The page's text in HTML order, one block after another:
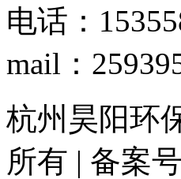
电话：
mail：
杭州昊阳环
所有 | 备案号